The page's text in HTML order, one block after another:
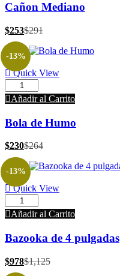
Cañon Mediano
$253$291
Quick View
-13%
Añadir al Carrito
Bola de Humo
$230$264
Quick View
-13%
Añadir al Carrito
Bazooka de 4 pulgadas
$978$1,125